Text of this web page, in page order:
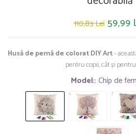
110,83 Lei 59,99
Husă de pernă de colorat DIY Art-
pentru copii, cât și
Model:: Chip de